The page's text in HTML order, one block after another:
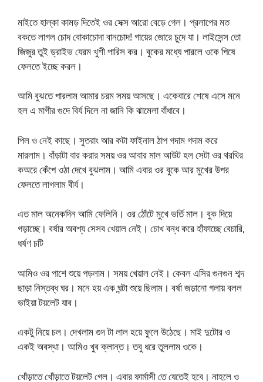
মাইতে হাল্কা কামড় দিতেই ওর সেক্স আরো বেড়ে গেল। প্রলাপের মত
বকতে লাগল চোদ বোকাচোদা বানচোদ! গায়ের জোরে চুদে যা। লাইসেন্স তো
জিজুর তুই ড্রাইভ যেরম খুশী পারিস কর। বুকের মধ্যে পারলে ওকে পিষে
ফেলতে ইচ্ছে করল।
আমি বুঝতে পারলাম আমার চরম সময় আসছে। একেবারে শেষে এসে মনে
হল এ মাগীর গুদে বির্য দিলে না জানি কি ঝামেলা বাঁধাবে।
পিল ও নেই কাছে। সুতরাং আর কটা ফাইনাল ঠাপ গদাম গদাম করে
মারলাম। বাঁড়াটা বার করার সময় ওর আবার মাল আউট হল সেটা ওর থরথির
কঅরে কেঁপে ওঠা দেখে বুঝলাম। আমি এবার ওর বুকে আর মুখের উপর
ফেলতে লাগলাম বীর্য।
এত মাল অনেকদিন আমি ফেলিনি। ওর ঠোঁটে মুখে ভর্তি মাল। বুক দিয়ে
গড়াচ্ছে। বর্ষার অবশ্য সেসব খেয়াল নেই। চোখ বন্ধ করে হাঁফাচ্ছে বেচারি,
ধর্ষণ চটি
আমিও ওর পাশে শুয়ে পড়লাম। সময় খেয়াল নেই। কেবল এসির গুনগুন শব্দ
ছাড়া নিস্তব্ধ ঘর। মনে হয় এক ঘন্টা শুয়ে ছিলাম। বর্ষা জড়ানো গলায় বলল
ভাইয়া টয়লেট যাব।
একটু নিয়ে চল। দেখলাম গুদ টা লাল হয়ে ফুলে উঠেছে। মাই দুটোর ও
একই অবস্থা। আমিও খুব ক্লান্ত। তবু ধরে তুললাম ওকে।
খোঁড়াতে খোঁড়াতে টয়লেট গেল। এবার ফার্মাসী তে যেতেই হবে। নাহলে ও